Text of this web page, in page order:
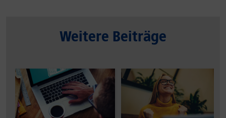
Weitere Beiträge